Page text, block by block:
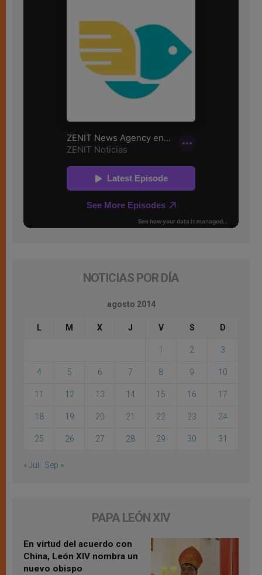
NOTICIAS POR DÍA
agosto 2014
L M X J V S D
1 2 3
4 5 6 7 8 9 10
11 12 13 14 15 16 17
18 19 20 21 22 23 24
25 26 27 28 29 30 31
« Jul Sep »
PAPA LEÓN XIV
En virtud del acuerdo con
China, León XIV nombra un
nuevo obispo